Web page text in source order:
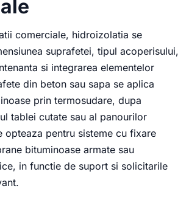
comerciale, hidroizolatia se
suprafetei, tipul acoperisului,
si integrarea elementelor
din beton sau sapa se aplica
prin termosudare, dupa
tablei cutate sau al panourilor
opteaza pentru sisteme cu fixare
bituminoase armate sau
in functie de suport si solicitarile